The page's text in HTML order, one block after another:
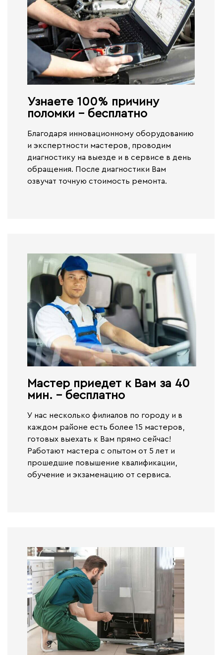
Узнаете 100% причину
поломки - бесплатно​
Благодаря инновационному оборудованию
и экспертности мастеров, проводим
диагностику на выезде и в сервисе в день
обращения. После диагностики Вам
озвучат точную стоимость ремонта.
Мастер приедет к Вам за 40
мин. - бесплатно​
У нас несколько филиалов по городу и в
каждом районе есть более 15 мастеров,
готовых выехать к Вам прямо сейчас!
Работают мастера с опытом от 5 лет и
прошедшие повышение квалификации,
обучение и экзаменацию от сервиса.